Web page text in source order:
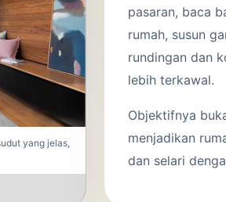
yang jelas,
pasaran, baca
rumah, susun
rundingan dan
lebih terkawal.
Objektifnya
menjadikan
dan selari